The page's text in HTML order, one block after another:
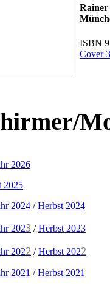
ISBN
Cover
2026
2025
2024 /Herbst 2024
2023 /Herbst 2023
2022 /Herbst 2022
2021 /Herbst 2021